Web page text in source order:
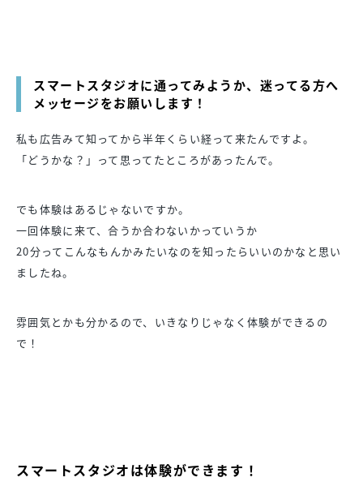
スマートスタジオに通ってみようか、迷ってる方へ
メッセージをお願いします！
私も広告みて知ってから半年くらい経って来たんですよ。
「どうかな？」って思ってたところがあったんで。
でも体験はあるじゃないですか。
一回体験に来て、合うか合わないかっていうか
20分ってこんなもんかみたいなのを知ったらいいのかなと思い
ましたね。
雰囲気とかも分かるので、いきなりじゃなく体験ができるの
で！
スマートスタジオは体験ができます！